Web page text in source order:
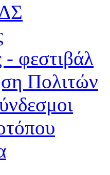
φεστιβάλ
Πολιτών